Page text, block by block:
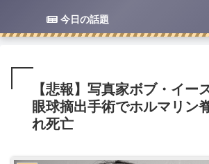
今日の話題
【悲報】写真家ボブ・イー
眼球摘出手術でホルマリン
れ死亡